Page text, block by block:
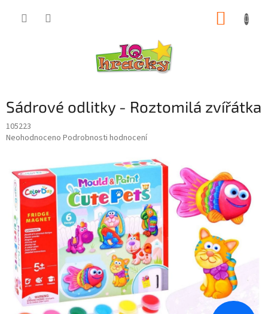
Sádrové odlitky - Roztomilá zvířátka
105223
Průměrné
je
0,0
hvězdiček.
Neohodnoceno Podrobnosti hodnocení